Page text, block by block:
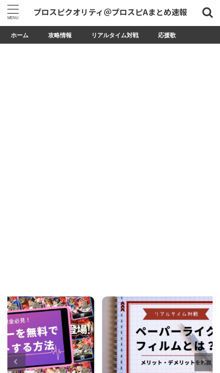
プロスピクオリティ＠プロスピAまとめ速報
ホーム 攻略情報 リアルタイム対戦 応援歌